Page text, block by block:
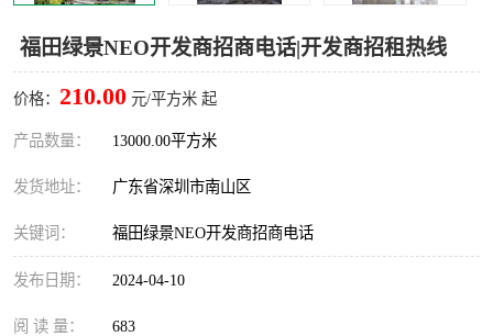
福田绿景NEO开发商招商电话|开发商招租热线
价格： 210.00 元/平方米 起
产品数量： 13000.00平方米
发货地址： 广东省深圳市南山区
关键词： 福田绿景NEO开发商招商电话
发布日期： 2024-04-10
阅 读 量： 683
车公庙
中心区
南山区 西丽